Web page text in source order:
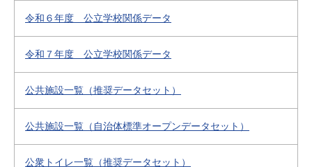
令和６年度 公立学校関係データ
令和７年度 公立学校関係データ
公共施設一覧（推奨データセット）
公共施設一覧（自治体標準オープンデータセット）
公衆トイレ一覧（推奨データセット）